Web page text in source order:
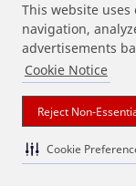
This website uses
navigation,
advertisements
Cookie Notice
Reject Non-
Cookie